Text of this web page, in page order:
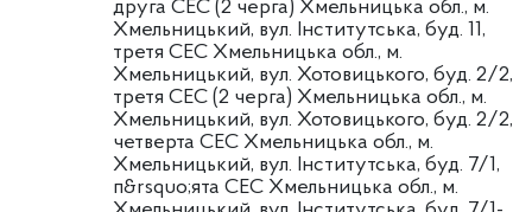
друга СЕС (2 черга) Хмельницька обл., м.
Хмельницький, вул. Інститутська, буд. 11,
третя СЕС Хмельницька обл., м.
Хмельницький, вул. Хотовицького, буд. 2/2,
третя СЕС (2 черга) Хмельницька обл., м.
Хмельницький, вул. Хотовицького, буд. 2/2,
четверта СЕС Хмельницька обл., м.
Хмельницький, вул. Інститутська, буд. 7/1,
п&rsquo;ята СЕС Хмельницька обл., м.